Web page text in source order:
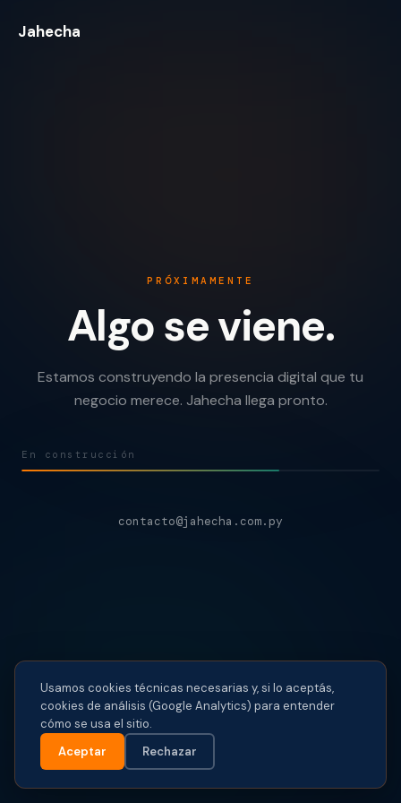
Jahecha
PRÓXIMAMENTE
Algo se viene.
Estamos construyendo la presencia digital que tu
negocio merece. Jahecha llega pronto.
En construcción
contacto@jahecha.com.py
Usamos cookies técnicas necesarias y, si lo aceptás,
cookies de análisis (Google Analytics) para entender
cómo se usa el sitio.
Aceptar
Rechazar